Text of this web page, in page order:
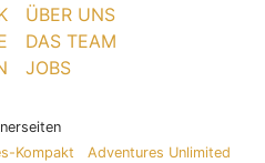
ÜBER UNS
DAS TEAM
JOBS
Kompakt
Adventures Unlimited